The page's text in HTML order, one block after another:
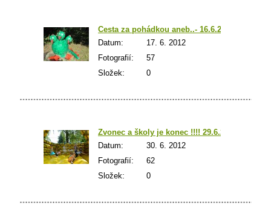
Cesta za pohádkou aneb..- 16.6.2012
Datum:
17. 6. 2012
Fotografií:
57
Složek:
0
Zvonec a školy je konec !!!! 29.6.2012
Datum:
30. 6. 2012
Fotografií:
62
Složek:
0